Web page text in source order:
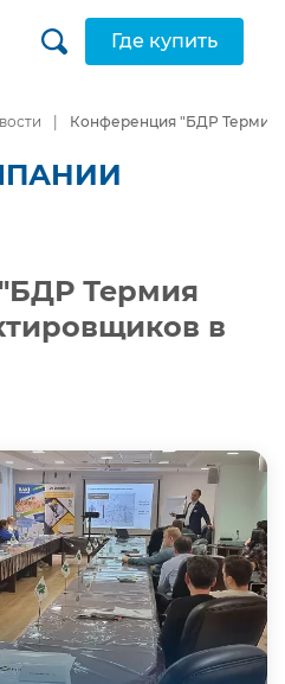
Где купить
Конференция "БДР Термия
Термия
в